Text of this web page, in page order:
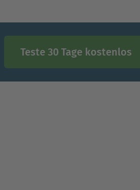
Teste 30 Tage kostenlos